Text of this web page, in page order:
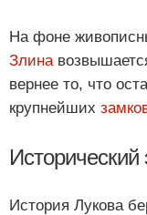
На фоне
Злина
вернее то, что
крупнейших
Исторический
История Лукова